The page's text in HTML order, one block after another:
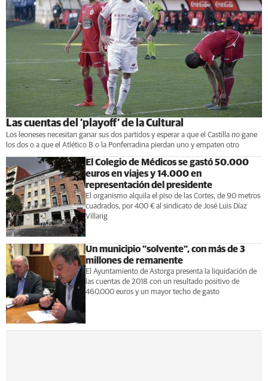
Las cuentas del ‘playoff’ de la Cultural
Los leoneses necesitan ganar sus dos partidos y esperar a que el Castilla no gane
los dos o a que el Atlético B o la Ponferradina pierdan uno y empaten otro
El Colegio de Médicos se gastó 50.000
euros en viajes y 14.000 en
representación del presidente
El organismo alquila el piso de las Cortes, de 90 metros
cuadrados, por 400 € al sindicato de José Luis Díaz
Villarig
Un municipio "solvente", con más de 3
millones de remanente
El Ayuntamiento de Astorga presenta la liquidación de
las cuentas de 2018 con un resultado positivo de
460.000 euros y un mayor techo de gasto